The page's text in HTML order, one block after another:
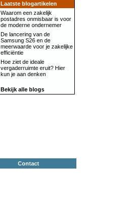
Laatste blogartikelen
Waarom een zakelijk
postadres onmisbaar is voor
de moderne ondernemer
De lancering van de
Samsung S26 en de
meerwaarde voor je zakelijke
efficiëntie
Hoe ziet de ideale
vergaderruimte eruit? Hier
kun je aan denken
Bekijk alle blogs
Contact